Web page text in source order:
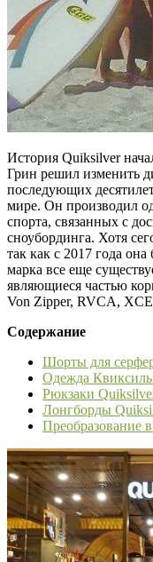
История Quiksilver
Грин решил изменить
последующих
мире. Он производил
спорта, связанных с
сноубординга. Хотя
так как с 2017 года
марка все еще
являющиеся частью
Von Zipper, RVCA,
Содержание
Шорты для
Одежда
Рюкзаки
Лонгборды
Преобразование